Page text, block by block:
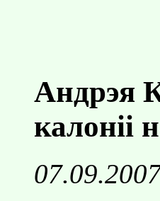
Андрэя
калонii